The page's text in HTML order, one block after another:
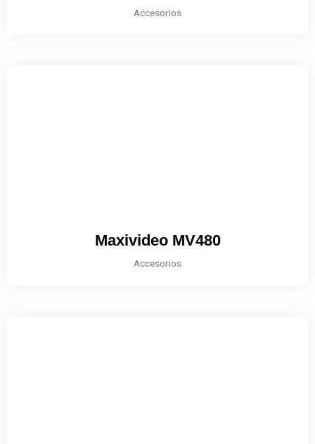
Accesorios
Maxivideo MV480
Accesorios